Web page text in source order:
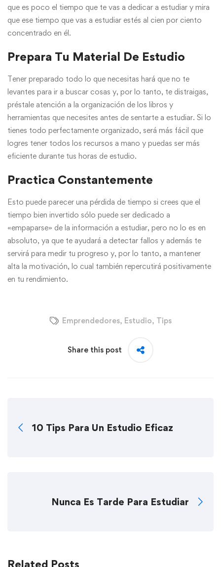
que es poco el tiempo que te vas a dedicar a estudiar y mira
que ese tiempo que vas a estudiar estés al cien por ciento
concentrado en él.
Prepara Tu Material De Estudio
Tener preparado todo lo que necesitas hará que no te
levantes para ir a buscar cosas y, por lo tanto, te distraigas,
préstale atención a la organización de los libros y
herramientas que necesites antes de sentarte a estudiar. Si lo
tienes todo perfectamente organizado, será más fácil que
logres tener todos los recursos a mano y puedas ser más
eficiente durante tus horas de estudio.
Practica Constantemente
Esto puede parecer una pérdida de tiempo si crees que el
tiempo bien invertido sólo puede ser dedicado a
«empaparse» de la información a estudiar, pero no lo es en
absoluto, ya que te ayudará a detectar fallos y además te
servirá para medir tu progreso y, por lo tanto, a mantener
alta la motivación, lo cual también repercutirá positivamente
en tu rendimiento.
Emprendedores, Estudio, Tips
Share this post
10 Tips Para Un Estudio Eficaz
Nunca Es Tarde Para Estudiar
Related Posts